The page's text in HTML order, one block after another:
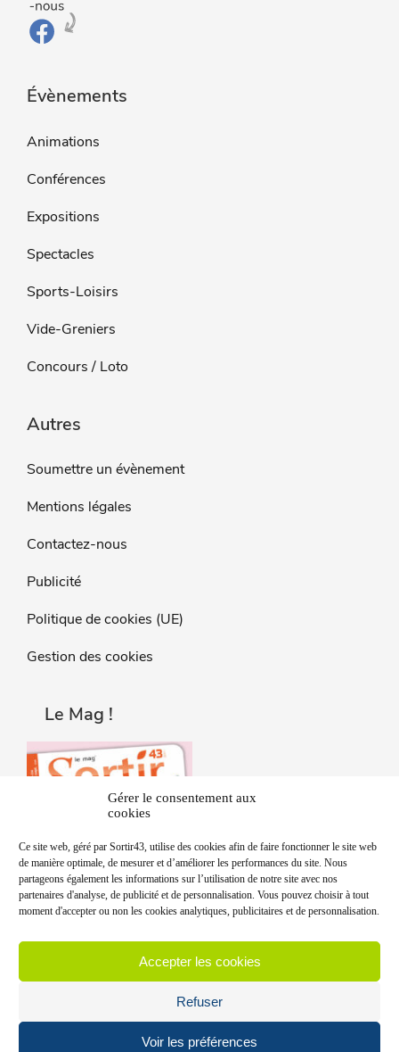
Gérer le consentement aux
cookies
Ce site web, géré par Sortir43, utilise des cookies afin de faire fonctionner le site web
de manière optimale, de mesurer et d’améliorer les performances du site. Nous
partageons également les informations sur l’utilisation de notre site avec nos
partenaires d'analyse, de publicité et de personnalisation. Vous pouvez choisir à tout
moment d'accepter ou non les cookies analytiques, publicitaires et de personnalisation.
Accepter les cookies
Refuser
Voir les préférences
Évènements
Animations
Conférences
Expositions
Spectacles
Sports-Loisirs
Vide-Greniers
Concours / Loto
Autres
Soumettre un évènement
Mentions légales
Contactez-nous
Publicité
Politique de cookies (UE)
Gestion des cookies
Le Mag !